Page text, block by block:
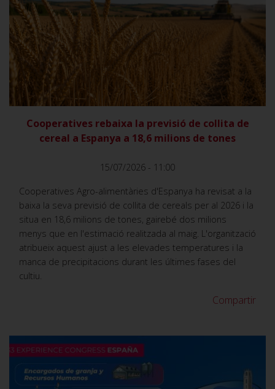
Cooperatives rebaixa la previsió de collita de
cereal a Espanya a 18,6 milions de tones
15/07/2026 - 11:00
Cooperatives Agro-alimentàries d'Espanya ha revisat a la
baixa la seva previsió de collita de cereals per al 2026 i la
situa en 18,6 milions de tones, gairebé dos milions
menys que en l'estimació realitzada al maig. L'organització
atribueix aquest ajust a les elevades temperatures i la
manca de precipitacions durant les últimes fases del
cultiu.
Compartir